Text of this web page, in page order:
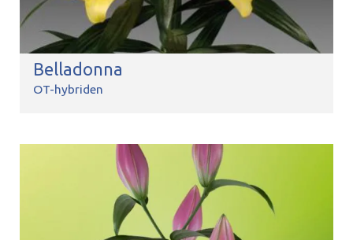
Belladonna
OT-hybriden